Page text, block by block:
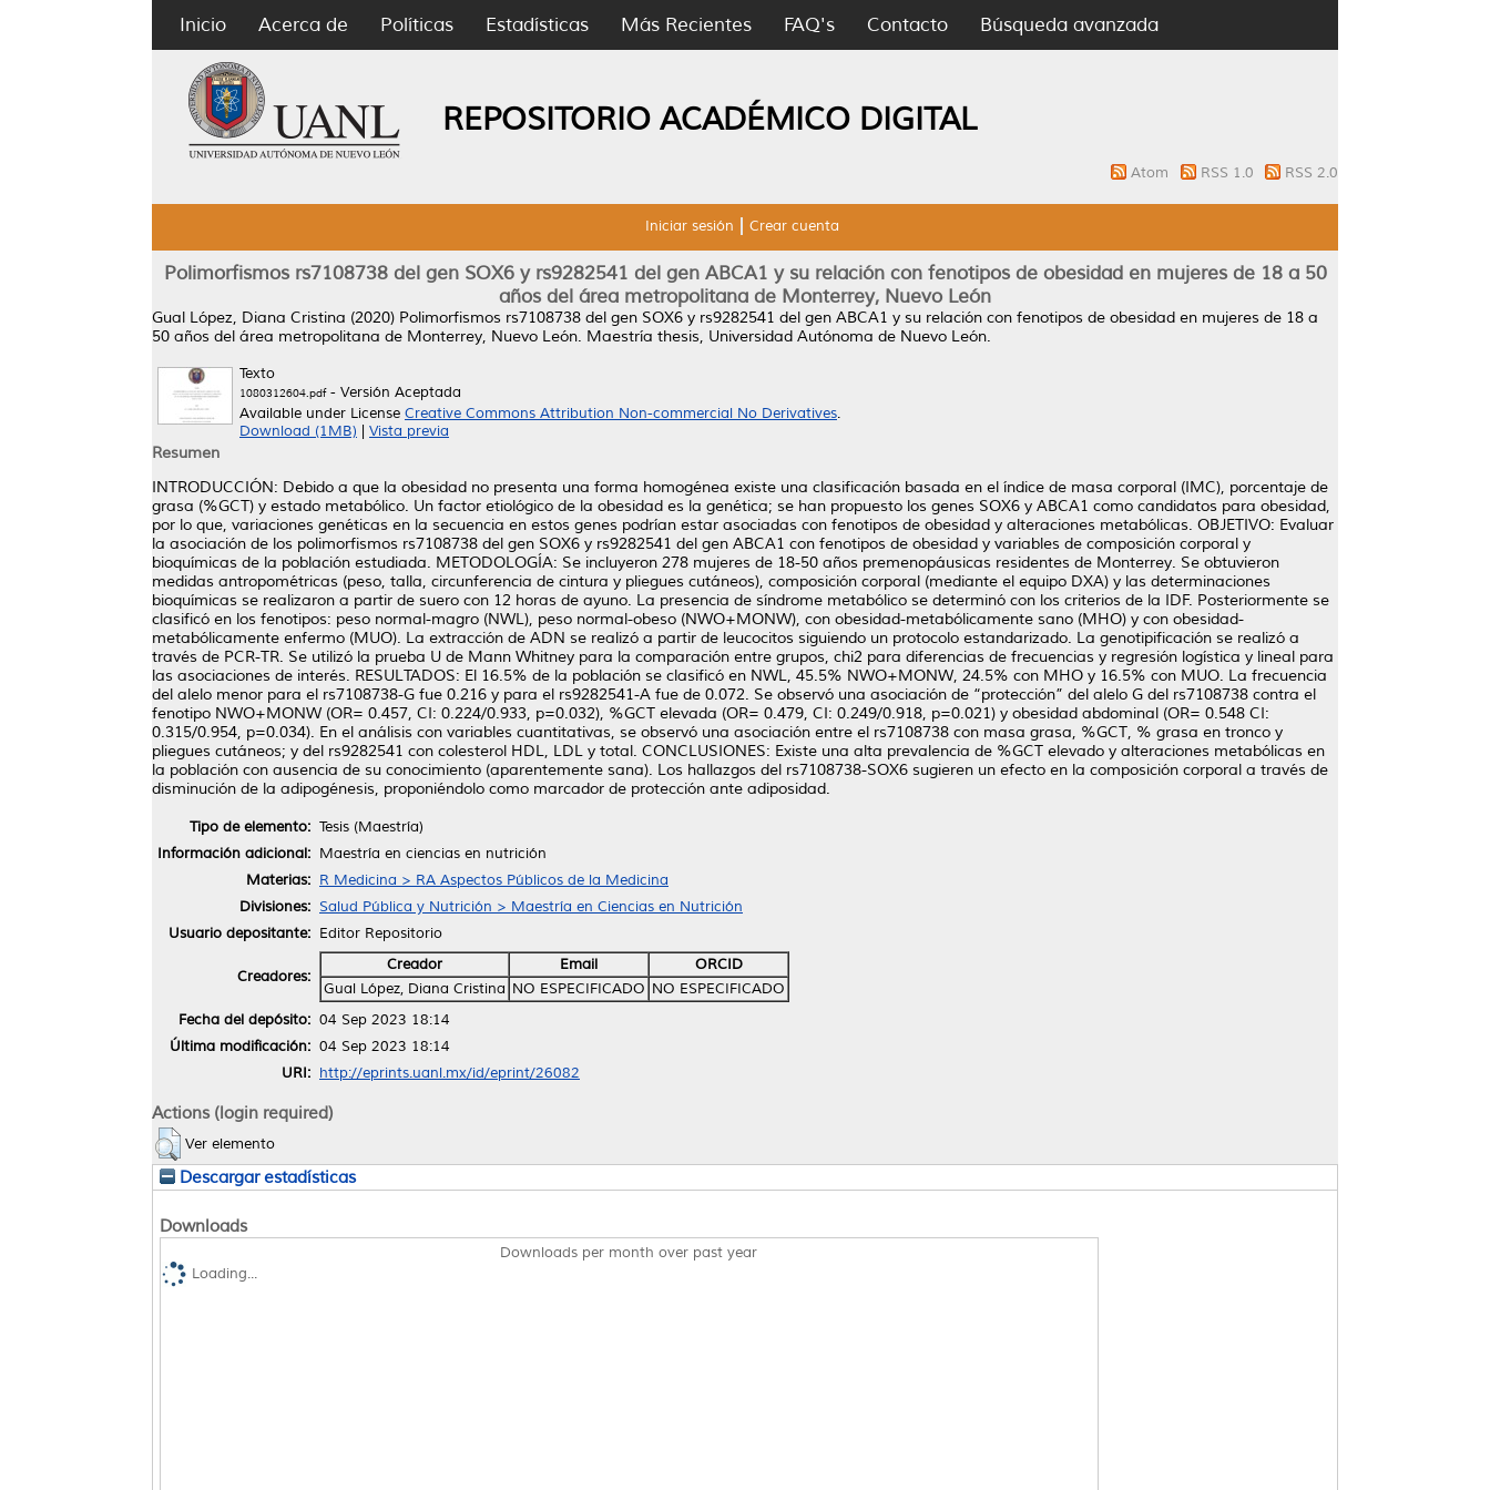
Inicio Acerca de Políticas Estadísticas Más Recientes FAQ's Contacto Búsqueda avanzada
REPOSITORIO ACADÉMICO DIGITAL
Atom RSS 1.0 RSS 2.0
Iniciar sesión Crear cuenta
Polimorfismos rs7108738 del gen SOX6 y rs9282541 del gen ABCA1 y su relación con fenotipos de obesidad en mujeres de 18 a 50
años del área metropolitana de Monterrey, Nuevo León
Gual López, Diana Cristina (2020) Polimorfismos rs7108738 del gen SOX6 y rs9282541 del gen ABCA1 y su relación con fenotipos de obesidad en mujeres de 18 a
50 años del área metropolitana de Monterrey, Nuevo León. Maestría thesis, Universidad Autónoma de Nuevo León.
Texto
1080312604.pdf- Versión Aceptada
Available under License Creative Commons Attribution Non-commercial No Derivatives.
Download (1MB)
Vista previa
Resumen
INTRODUCCIÓN: Debido a que la obesidad no presenta una forma homogénea existe una clasificación basada en el índice de masa corporal (IMC), porcentaje de
grasa (%GCT) y estado metabólico. Un factor etiológico de la obesidad es la genética; se han propuesto los genes SOX6 y ABCA1 como candidatos para obesidad,
por lo que, variaciones genéticas en la secuencia en estos genes podrían estar asociadas con fenotipos de obesidad y alteraciones metabólicas. OBJETIVO: Evaluar
la asociación de los polimorfismos rs7108738 del gen SOX6 y rs9282541 del gen ABCA1 con fenotipos de obesidad y variables de composición corporal y
bioquímicas de la población estudiada. METODOLOGÍA: Se incluyeron 278 mujeres de 18-50 años premenopáusicas residentes de Monterrey. Se obtuvieron
medidas antropométricas (peso, talla, circunferencia de cintura y pliegues cutáneos), composición corporal (mediante el equipo DXA) y las determinaciones
bioquímicas se realizaron a partir de suero con 12 horas de ayuno. La presencia de síndrome metabólico se determinó con los criterios de la IDF. Posteriormente se
clasificó en los fenotipos: peso normal-magro (NWL), peso normal-obeso (NWO+MONW), con obesidad-metabólicamente sano (MHO) y con obesidad-
metabólicamente enfermo (MUO). La extracción de ADN se realizó a partir de leucocitos siguiendo un protocolo estandarizado. La genotipificación se realizó a
través de PCR-TR. Se utilizó la prueba U de Mann Whitney para la comparación entre grupos, chi2 para diferencias de frecuencias y regresión logística y lineal para
las asociaciones de interés. RESULTADOS: El 16.5% de la población se clasificó en NWL, 45.5% NWO+MONW, 24.5% con MHO y 16.5% con MUO. La frecuencia
del alelo menor para el rs7108738-G fue 0.216 y para el rs9282541-A fue de 0.072. Se observó una asociación de “protección” del alelo G del rs7108738 contra el
fenotipo NWO+MONW (OR= 0.457, CI: 0.224/0.933, p=0.032), %GCT elevada (OR= 0.479, CI: 0.249/0.918, p=0.021) y obesidad abdominal (OR= 0.548 CI:
0.315/0.954, p=0.034). En el análisis con variables cuantitativas, se observó una asociación entre el rs7108738 con masa grasa, %GCT, % grasa en tronco y
pliegues cutáneos; y del rs9282541 con colesterol HDL, LDL y total. CONCLUSIONES: Existe una alta prevalencia de %GCT elevado y alteraciones metabólicas en
la población con ausencia de su conocimiento (aparentemente sana). Los hallazgos del rs7108738-SOX6 sugieren un efecto en la composición corporal a través de
disminución de la adipogénesis, proponiéndolo como marcador de protección ante adiposidad.
Tipo de elemento: Tesis (Maestría)
Información adicional: Maestría en ciencias en nutrición
Materias: R Medicina > RA Aspectos Públicos de la Medicina
Divisiones: Salud Pública y Nutrición > Maestría en Ciencias en Nutrición
Usuario depositante: Editor Repositorio
Creadores:
Creador Email
ORCID
Gual López, Diana Cristina NO ESPECIFICADO NO ESPECIFICADO
Fecha del depósito: 04 Sep 2023 18:14
Última modificación: 04 Sep 2023 18:14
URI: http://eprints.uanl.mx/id/eprint/26082
Actions (login required)
Ver elemento
Descargar estadísticas
Downloads
Downloads per month over past year
Loading...